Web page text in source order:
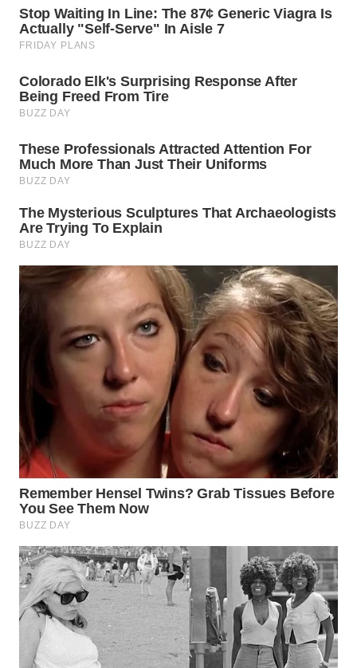
LABUHANBATU
WN
TENGAH
SERDANG
WN
TINGGI
PAKPAK
KARAWANG
WN
BEKASI
WN
BOGOR
WN
DEPOK
WN
TAPANULI
UTARA
SAMOSIR